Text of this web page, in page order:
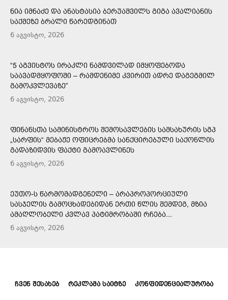
ᲜᲘᲐ ᲘᲛᲜᲐᲫᲔ ᲓᲐ ᲐᲜᲐᲡᲢᲐᲡᲘᲐ ᲑᲔᲠᲣᲐᲨᲕᲘᲚᲡ ᲒᲘᲒᲐ ᲐᲕᲐᲚᲘᲐᲜᲘᲡ
ᲡᲐᲥᲛᲔᲖᲔ ᲑᲠᲐᲚᲘ ᲬᲐᲠᲔᲓᲒᲘᲜᲐᲗ
6 აგვისტო, 2026
“5 ᲐᲒᲕᲘᲡᲢᲝᲡ ᲘᲠᲐᲙᲚᲘ ᲜᲐᲛᲓᲕᲘᲚᲐᲓ ᲘᲛᲧᲝᲤᲔᲑᲝᲓᲐ
ᲡᲐᲐᲕᲐᲓᲛᲧᲝᲤᲝᲨᲘ – ᲠᲐᲛᲓᲔᲜᲘᲛᲔ ᲙᲕᲘᲠᲘᲗ ᲐᲓᲠᲔ ᲓᲐᲒᲔᲒᲛᲘᲚ
ᲒᲐᲛᲝᲙᲕᲚᲔᲕᲐᲖᲔ”
6 აგვისტო, 2026
ᲤᲘᲜᲐᲜᲡᲗᲐ ᲡᲐᲛᲘᲜᲘᲡᲢᲠᲝᲡ ᲨᲔᲛᲝᲡᲐᲕᲚᲔᲑᲘᲡ ᲡᲐᲛᲡᲐᲮᲣᲠᲘᲡ ᲡᲒᲞ
„ᲡᲐᲠᲤᲘᲡ“ ᲛᲔᲑᲐᲟᲔ ᲝᲤᲘᲪᲠᲔᲑᲛᲐ ᲡᲐᲜᲥᲪᲘᲠᲔᲑᲣᲚᲘ ᲡᲐᲥᲝᲜᲚᲘᲡ
ᲒᲐᲓᲐᲖᲘᲓᲕᲘᲡ ᲤᲐᲥᲢᲘ ᲒᲐᲛᲝᲐᲕᲚᲘᲜᲔᲡ
6 აგვისტო, 2026
ᲔᲣᲗᲝ-Ს ᲬᲐᲠᲛᲝᲛᲐᲓᲒᲔᲜᲔᲚᲘ – ᲐᲠᲐᲞᲠᲝᲞᲝᲠᲪᲘᲣᲚᲘ
ᲡᲐᲡᲯᲔᲚᲘᲡ ᲒᲐᲛᲝᲪᲮᲐᲓᲔᲑᲘᲓᲐᲜ ᲔᲠᲗᲘ ᲬᲚᲘᲡ ᲨᲔᲛᲓᲔᲒ, ᲛᲖᲘᲐ
ᲐᲛᲐᲦᲚᲝᲑᲔᲚᲘ ᲙᲕᲚᲐᲕ ᲞᲐᲢᲘᲛᲠᲝᲑᲐᲨᲘ ᲠᲩᲔᲑᲐ...
6 აგვისტო, 2026
ᲩᲕᲔᲜ ᲨᲔᲡᲐᲮᲔᲑ ᲠᲔᲙᲚᲐᲛᲐ ᲡᲐᲘᲢᲖᲔ ᲙᲝᲜᲤᲘᲓᲔᲜᲪᲘᲐᲚᲣᲠᲝᲑᲐ